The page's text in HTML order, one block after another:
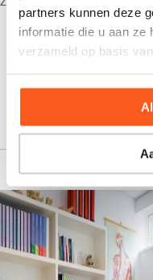
partners kunnen deze
informatie die u aan ze
verzameld op basis
Martin